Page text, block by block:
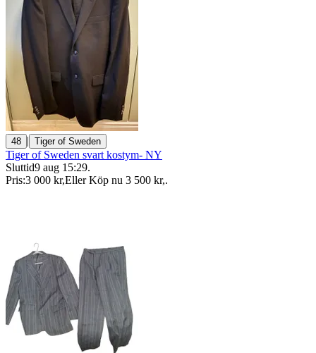
48 | Tiger of Sweden
Tiger of Sweden svart kostym- NY
Sluttid9 aug 15:29.
Pris:3 000 kr,Eller Köp nu 3 500 kr,.